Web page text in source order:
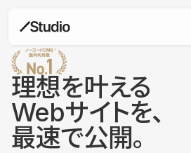
理想を叶える
Webサイトを、
最速で公開。